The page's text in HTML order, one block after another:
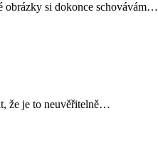
obrázky si dokonce schovávám…
že je to neuvěřitelně…